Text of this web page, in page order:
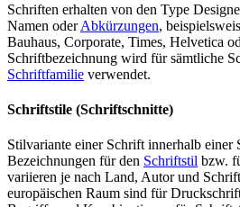
Schriften erhalten von den Type
Namen oderAbkürzungen,
Bauhaus, Corporate, Times, Helvetica
Schriftbezeichnung wird für sämtliche
Schriftfamilie verwendet.
Schriftstile (Schriftschnitte)
Stilvariante einer Schrift innerhalb
Bezeichnungen für den Schriftstil bzw.
variieren je nach Land, Autor und
europäischen Raum sind für